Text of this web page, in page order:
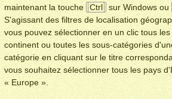
maintenant la touche
Ctrl sur Windows ou
S'agissant des filtres de localisation
vous pouvez sélectionner en un clic tous
continent ou toutes les sous-catégories
catégorie en cliquant sur le titre
vous souhaitez sélectionner tous les pays
« Europe ».